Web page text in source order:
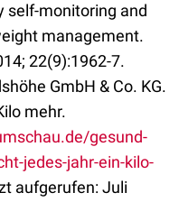
self-monitoring and
management.
22(9):1962-7.
GmbH & Co. KG.
mehr.
gesund-
jedes-jahr-ein-kilo-
aufgerufen: Juli